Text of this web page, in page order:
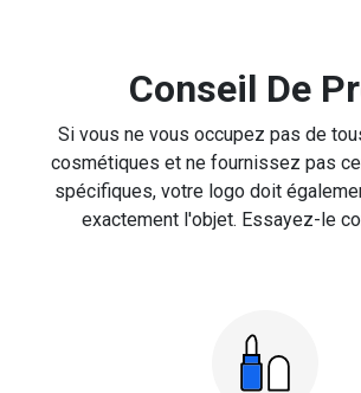
Conseil De
Si vous ne vous occupez pas de
cosmétiques et ne fournissez pas
spécifiques, votre logo doit
exactement l'objet. Essayez-le